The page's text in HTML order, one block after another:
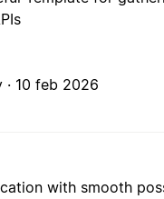
10 feb 2026
with smooth